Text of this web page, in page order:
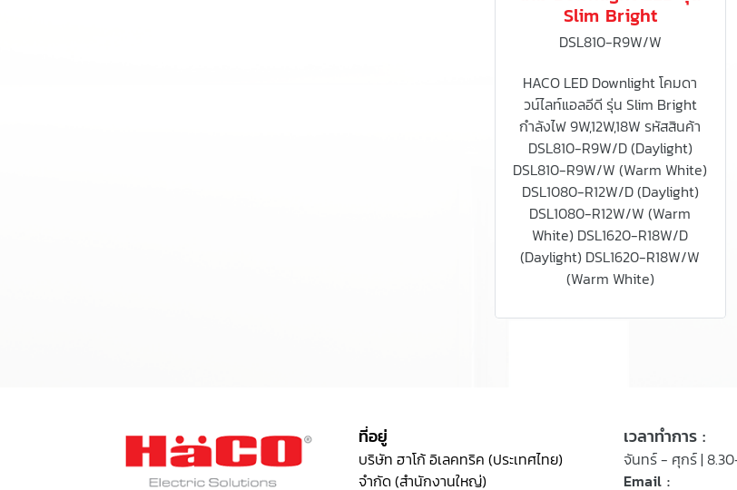
Slim Bright
DSL810-R9W/W
HACO LED Downlight โคมดา
วน์ไลท์แอลอีดี รุ่น Slim Bright
กำลังไฟ 9W,12W,18W รหัสสินค้า
DSL810-R9W/D (Daylight)
DSL810-R9W/W (Warm White)
DSL1080-R12W/D (Daylight)
DSL1080-R12W/W (Warm
White) DSL1620-R18W/D
(Daylight) DSL1620-R18W/W
(Warm White)
ที่อยู่
บริษัท ฮาโก้ อิเลคทริค (ประเทศไทย)
จำกัด (สำนักงานใหญ่)
เวลาทำการ :
จันทร์ - ศุกร์ |
Email :